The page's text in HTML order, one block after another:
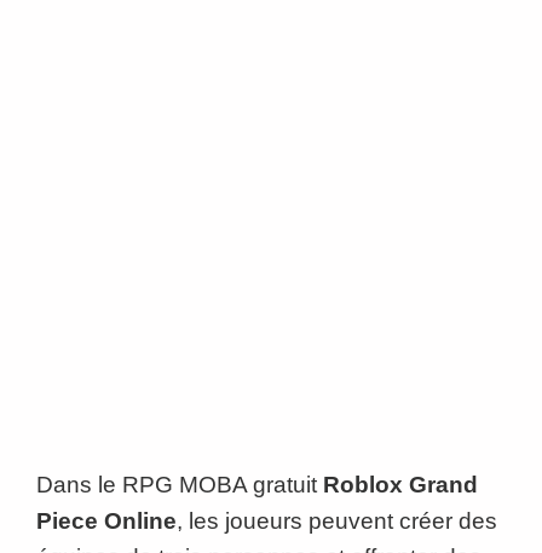
Dans le RPG MOBA gratuit Roblox Grand
Piece Online, les joueurs peuvent créer des